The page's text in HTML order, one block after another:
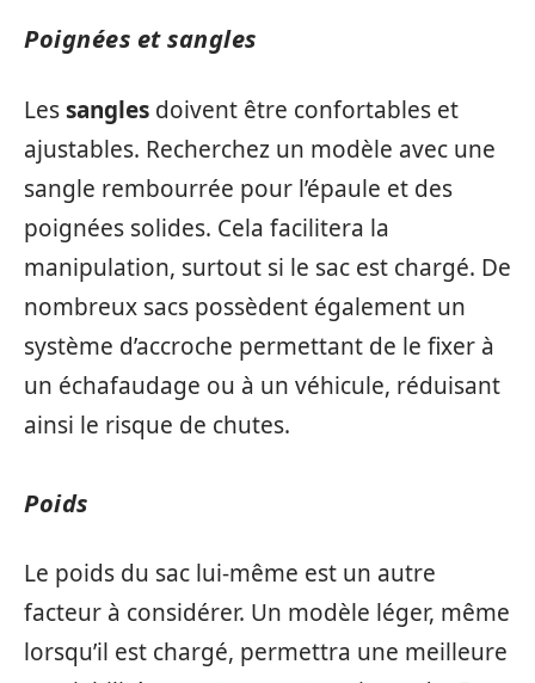
Poignées et sangles
Lessangles doivent être confortables et
ajustables. Recherchez un modèle avec une
sangle rembourrée pour l’épaule et des
poignées solides. Cela facilitera la
manipulation, surtout si le sac est chargé. De
nombreux sacs possèdent également un
système d’accroche permettant de le fixer à
un échafaudage ou à un véhicule, réduisant
ainsi le risque de chutes.
Poids
Le poids du sac lui-même est un autre
facteur à considérer. Un modèle léger, même
lorsqu’il est chargé, permettra une meilleure